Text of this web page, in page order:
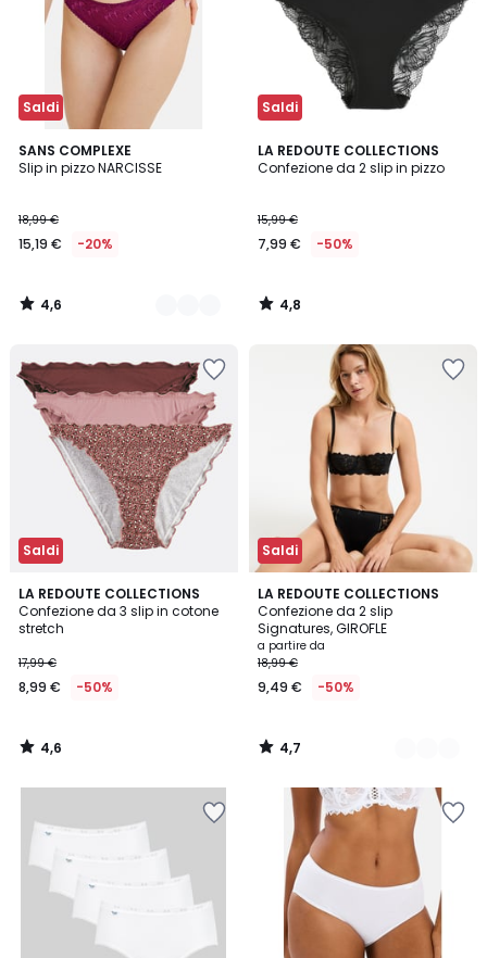
Saldi
SANS COMPLEXE
Slip in pizzo NARCISSE
18,99 €
15,19 € -20%
4,6
/ 5
2
Colori
4,6
/
Saldi
LA REDOUTE COLLECTIONS
Confezione da 2 slip in pizzo
15,99 €
7,99 € -50%
4,8
/ 5
4,8
/
Saldi
LA REDOUTE COLLECTIONS
Confezione da 3 slip in cotone
stretch
17,99 €
8,99 € -50%
4,6
/ 5
4,6
/
Saldi
LA REDOUTE COLLECTIONS
Confezione da 2 slip
Signatures, GIROFLE
a partire da
18,99 €
9,49 € -50%
4,7
/ 5
4
Colori
4,7
/